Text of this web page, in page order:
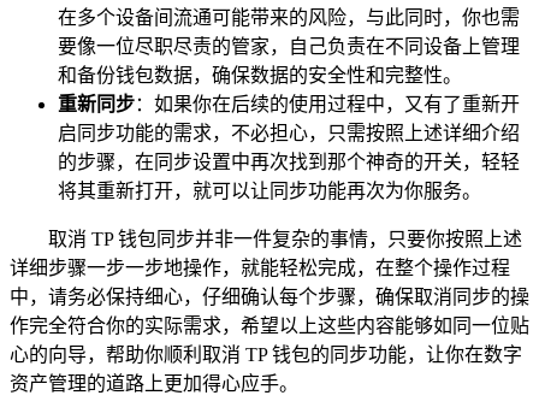
在多个设备间流通可能带来的风险，与此同时，你也需
要像一位尽职尽责的管家，自己负责在不同设备上管理
和备份钱包数据，确保数据的安全性和完整性。
重新同步：如果你在后续的使用过程中，又有了重新开
启同步功能的需求，不必担心，只需按照上述详细介绍
的步骤，在同步设置中再次找到那个神奇的开关，轻轻
将其重新打开，就可以让同步功能再次为你服务。
取消 TP 钱包同步并非一件复杂的事情，只要你按照上述
详细步骤一步一步地操作，就能轻松完成，在整个操作过程
中，请务必保持细心，仔细确认每个步骤，确保取消同步的操
作完全符合你的实际需求，希望以上这些内容能够如同一位贴
心的向导，帮助你顺利取消 TP 钱包的同步功能，让你在数字
资产管理的道路上更加得心应手。